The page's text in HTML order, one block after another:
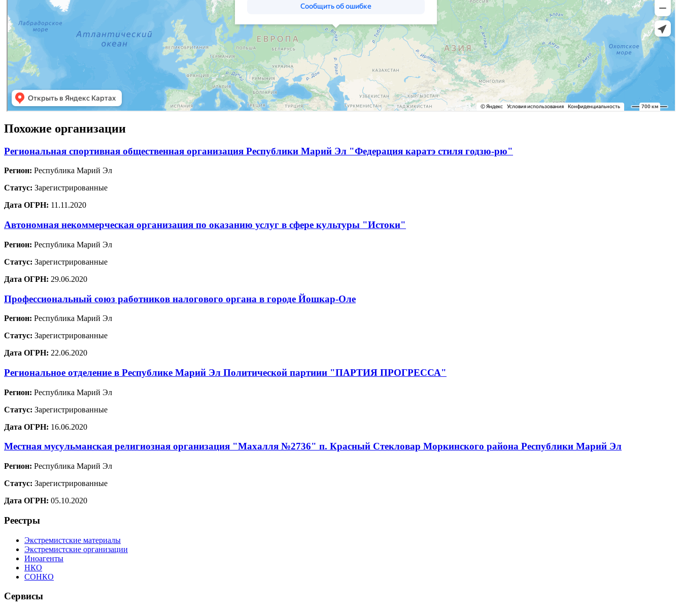
Похожие организации
Региональная спортивная общественная организация Республики Марий Эл "Федерация каратэ стиля годзю-рю"
Регион: Республика Марий Эл
Статус: Зарегистрированные
Дата ОГРН: 11.11.2020
Автономная некоммерческая организация по оказанию услуг в сфере культуры "Истоки"
Регион: Республика Марий Эл
Статус: Зарегистрированные
Дата ОГРН: 29.06.2020
Профессиональный союз работников налогового органа в городе Йошкар-Оле
Регион: Республика Марий Эл
Статус: Зарегистрированные
Дата ОГРН: 22.06.2020
Региональное отделение в Республике Марий Эл Политической партиии "ПАРТИЯ ПРОГРЕССА"
Регион: Республика Марий Эл
Статус: Зарегистрированные
Дата ОГРН: 16.06.2020
Местная мусульманская религиозная организация "Махалля №2736" п. Красный Стекловар Моркинского района Республики Марий Эл
Регион: Республика Марий Эл
Статус: Зарегистрированные
Дата ОГРН: 05.10.2020
Реестры
Экстремистские материалы
Экстремистские организации
Иноагенты
НКО
СОНКО
Сервисы